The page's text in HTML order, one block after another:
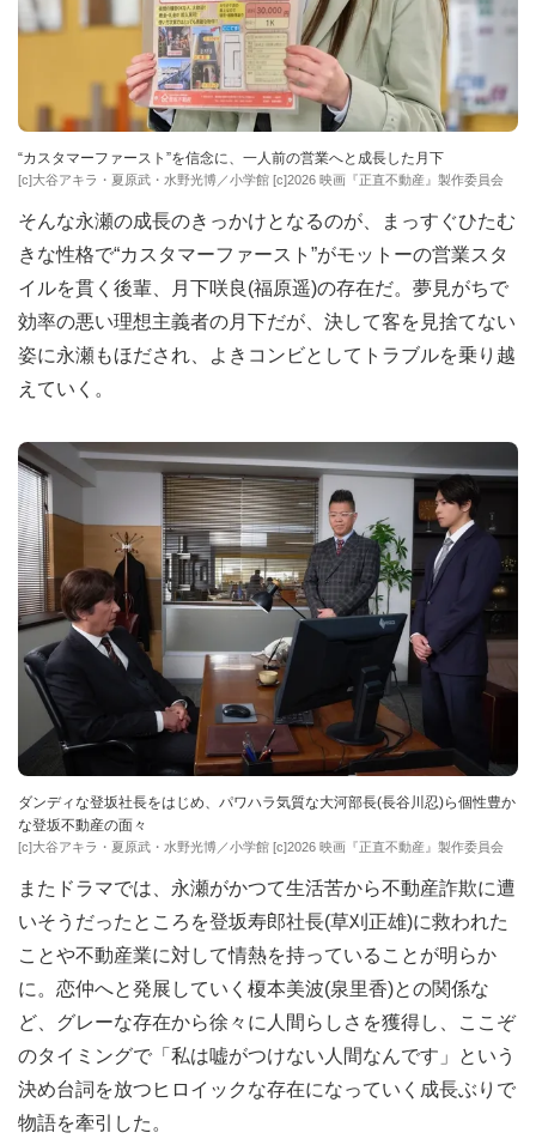
“カスタマーファースト”を信念に、一人前の営業へと成長した月下
[c]大谷アキラ・夏原武・水野光博／小学館 [c]2026 映画『正直不動産』製作委員会
そんな永瀬の成長のきっかけとなるのが、まっすぐひたむ
きな性格で“カスタマーファースト”がモットーの営業スタ
イルを貫く後輩、月下咲良(福原遥)の存在だ。夢見がちで
効率の悪い理想主義者の月下だが、決して客を見捨てない
姿に永瀬もほだされ、よきコンビとしてトラブルを乗り越
えていく。
ダンディな登坂社長をはじめ、パワハラ気質な大河部長(長谷川忍)ら個性豊か
な登坂不動産の面々
[c]大谷アキラ・夏原武・水野光博／小学館 [c]2026 映画『正直不動産』製作委員会
またドラマでは、永瀬がかつて生活苦から不動産詐欺に遭
いそうだったところを登坂寿郎社長(草刈正雄)に救われた
ことや不動産業に対して情熱を持っていることが明らか
に。恋仲へと発展していく榎本美波(泉里香)との関係な
ど、グレーな存在から徐々に人間らしさを獲得し、ここぞ
のタイミングで「私は嘘がつけない人間なんです」という
決め台詞を放つヒロイックな存在になっていく成長ぶりで
物語を牽引した。